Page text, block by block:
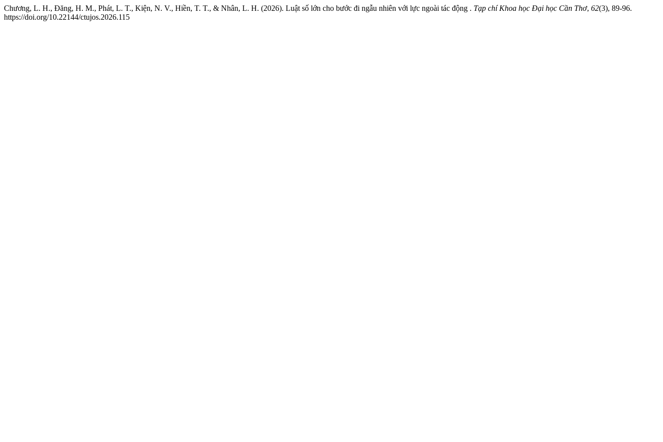
Chương, L. H., Đăng, H. M., Phát, L. T., Kiện, N. V., Hiền, T. T., & Nhân, L. H. (2026). Luật số lớn cho bước đi ngẫu nhiên với lực ngoài tác động . Tạp chí Khoa học Đại học Cần Thơ, 62(3), 89-96.
https://doi.org/10.22144/ctujos.2026.115